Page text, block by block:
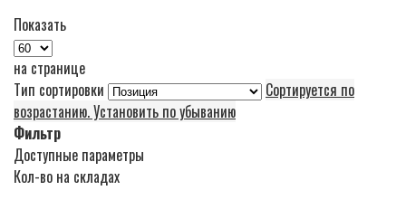
Показать
на странице
Тип сортировки
Сортируется по
возрастанию. Установить по убыванию
Фильтр
Доступные параметры
Кол-во на складах